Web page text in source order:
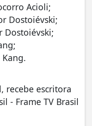
Acioli;
Dostoiévski;
Dostoiévski;
recebe escritora
- Frame TV Brasil